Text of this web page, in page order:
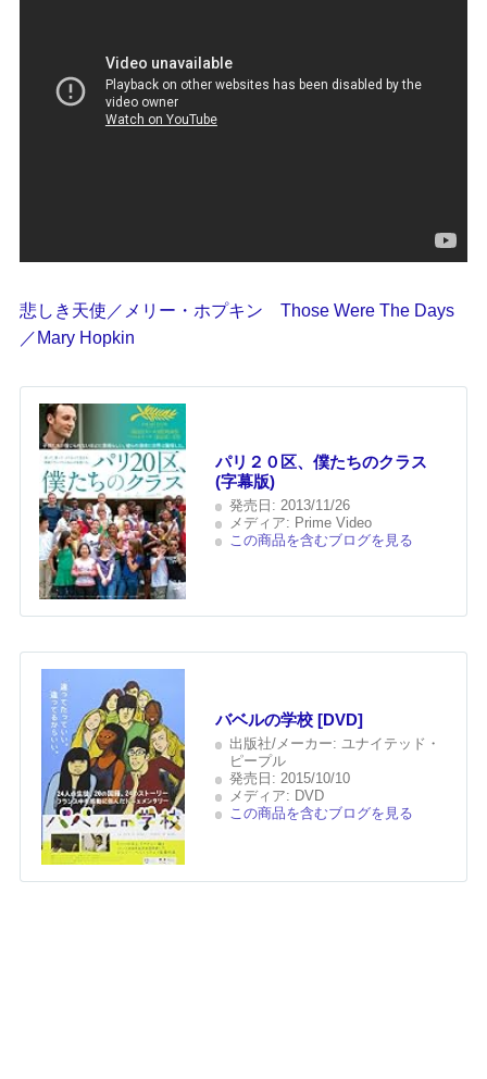
悲しき天使／メリー・ホプキン Those Were The Days
／Mary Hopkin
パリ２０区、僕たちのクラス
(字幕版)
発売日: 2013/11/26
メディア: Prime Video
この商品を含むブログを見る
バベルの学校 [DVD]
出版社/メーカー: ユナイテッド・
ピープル
発売日: 2015/10/10
メディア: DVD
この商品を含むブログを見る